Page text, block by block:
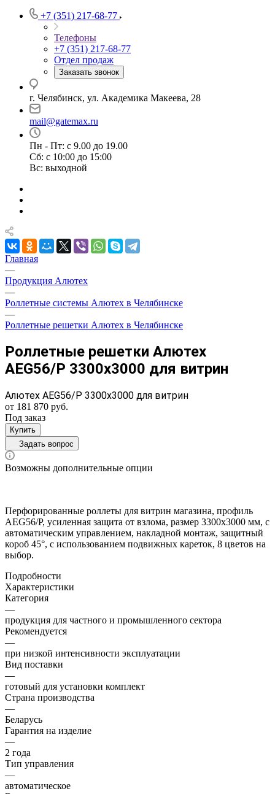
+7 (351) 217-68-77
Телефоны
+7 (351) 217-68-77
Отдел продаж
Заказать звонок
г. Челябинск, ул. Академика Макеева, 28
mail@gatemax.ru
Пн - Пт: с 9.00 до 19.00
Сб: с 10:00 до 15:00
Вс: выходной
Главная
—
Продукция Алютех
—
Роллетные системы Алютех в Челябинске
—
Роллетные решетки Алютех в Челябинске
Роллетные решетки Алютех
AEG56/P 3300x3000 для витрин
Алютех AEG56/P 3300x3000 для витрин
от 181 870 руб.
Под заказ
Купить
Задать вопрос
Возможны дополнительные опции
Перфорированные роллеты для витрин магазина, профиль
AEG56/P, усиленная защита от взлома, размер 3300x3000 мм, с
автоматическим управлением, накладной монтаж, защитный
короб 45°, с использованием подвижных кареток, 8 цветов на
выбор.
Подробности
Характеристики
Категория
—
продукция для частного и промышленного сектора
Рекомендуется
—
при низкой интенсивности эксплуатации
Вид поставки
—
готовый для установки комплект
Страна производства
—
Беларусь
Гарантия на изделие
—
2 года
Тип управления
—
автоматическое